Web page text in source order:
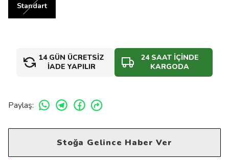
Standart
14 GÜN ÜCRETSİZ
İADE YAPILIR
24 SAAT İÇİNDE
KARGODA
Paylaş:
Stoğa Gelince Haber Ver